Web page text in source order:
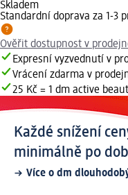
Skladem
Standardní doprava za 1-3
Ověřit dostupnost v
Expresní vyzvednutí v
Vrácení zdarma v
25 Kč = 1 dm active
Každé snížení
minimálně po
Více o dm